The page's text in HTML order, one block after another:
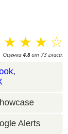
☆
☆
☆
☆
Оценка 4.8 от 73 гласа.
,
Alerts